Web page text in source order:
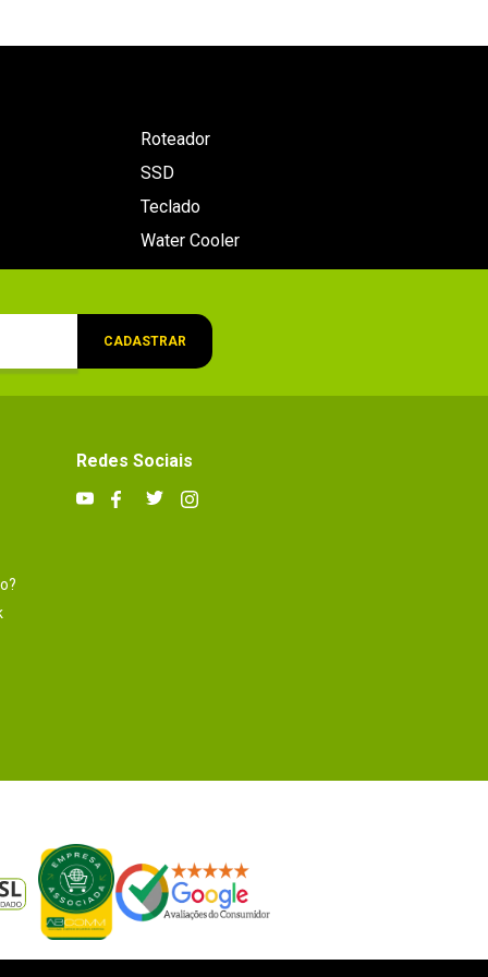
Roteador
SSD
Teclado
Water Cooler
CADASTRAR
Redes Sociais